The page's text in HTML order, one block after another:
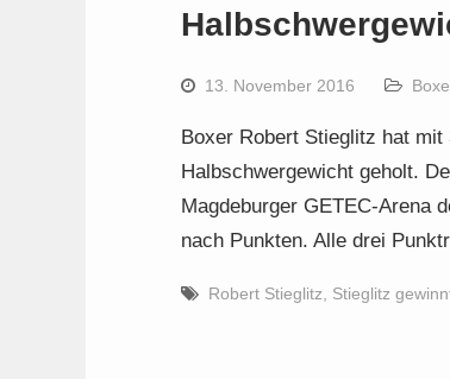
13. November 2016
Boxer Robert Stieglitz hat
Halbschwergewicht geholt.
Magdeburger GETEC-Arena
nach Punkten. Alle drei
Robert Stieglitz Stieglitz